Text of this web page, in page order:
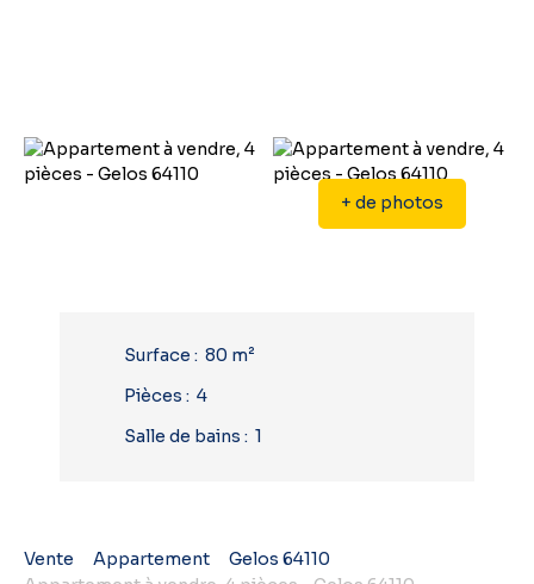
+ de photos
Surface : 80 m²
Pièces : 4
Salle de bains : 1
Vente Appartement
Gelos 64110